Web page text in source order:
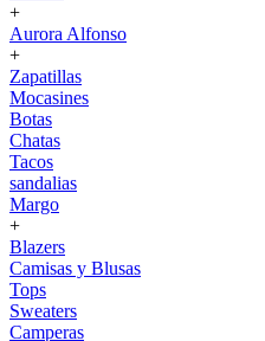
+
Aurora Alfonso
+
Zapatillas
Mocasines
Botas
Chatas
Tacos
sandalias
Margo
+
Blazers
Camisas y Blusas
Tops
Sweaters
Camperas